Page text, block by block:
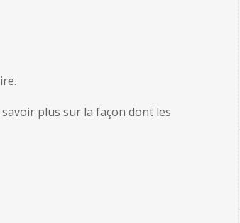
savoir plus sur la façon dont les